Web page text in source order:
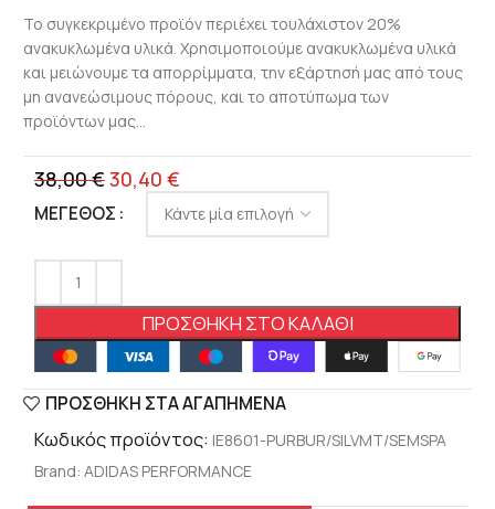
Το συγκεκριμένο προϊόν περιέχει τουλάχιστον 20%
ανακυκλωμένα υλικά. Χρησιμοποιούμε ανακυκλωμένα υλικά
και μειώνουμε τα απορρίμματα, την εξάρτησή μας από τους
μη ανανεώσιμους πόρους, και το αποτύπωμα των
προϊόντων μας…
38,00€30,40 €
ΜΈΓΕΘΟΣ
ΠΡΟΣΘΉΚΗ ΣΤΟ ΚΑΛΆΘΙ
ΠΡΟΣΘΉΚΗ ΣΤΑ ΑΓΑΠΗΜΈΝΑ
Κωδικός προϊόντος: IE8601-PURBUR/SILVMT/SEMSPA
Brand: ADIDAS PERFORMANCE